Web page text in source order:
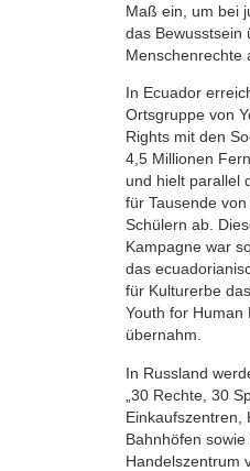
Maß ein, um bei
das Bewusstsein
Menschenrechte
In Ecuador
Ortsgruppe von
Rights mit den
4,5 Millionen
und hielt parallel
für Tausende
Schülern ab.
Kampagne war
das
für Kulturerbe
Youth for Human
übernahm.
In Russland
„30 Rechte, 30
Einkaufszentren,
Bahnhöfen sowie
Handelszentrum